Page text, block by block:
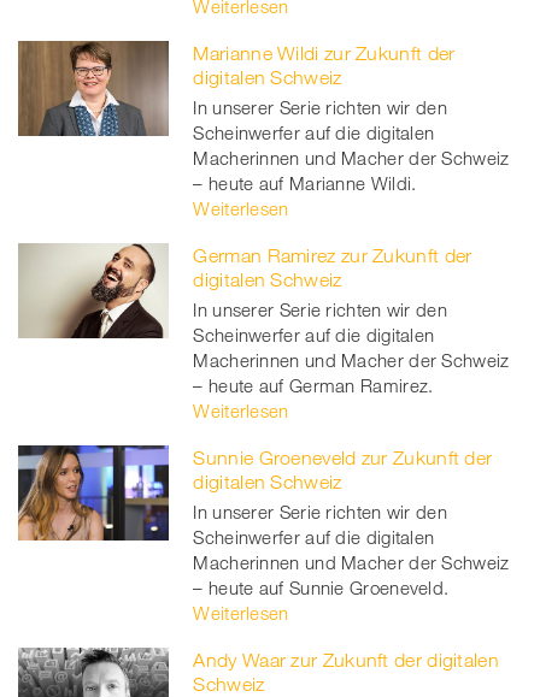
Weiterlesen
Marianne Wildi zur Zukunft der
digitalen Schweiz
In unserer Serie richten wir den
Scheinwerfer auf die digitalen
Macherinnen und Macher der Schweiz
– heute auf Marianne Wildi.
Weiterlesen
German Ramirez zur Zukunft der
digitalen Schweiz
In unserer Serie richten wir den
Scheinwerfer auf die digitalen
Macherinnen und Macher der Schweiz
– heute auf German Ramirez.
Weiterlesen
Sunnie Groeneveld zur Zukunft der
digitalen Schweiz
In unserer Serie richten wir den
Scheinwerfer auf die digitalen
Macherinnen und Macher der Schweiz
– heute auf Sunnie Groeneveld.
Weiterlesen
Andy Waar zur Zukunft der digitalen
Schweiz